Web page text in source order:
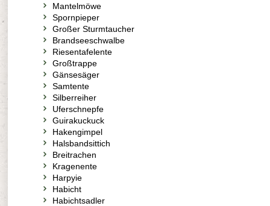
Mantelmöwe
Spornpieper
Großer Sturmtaucher
Brandseeschwalbe
Riesentafelente
Großtrappe
Gänsesäger
Samtente
Silberreiher
Uferschnepfe
Guirakuckuck
Hakengimpel
Halsbandsittich
Breitrachen
Kragenente
Harpyie
Habicht
Habichtsadler